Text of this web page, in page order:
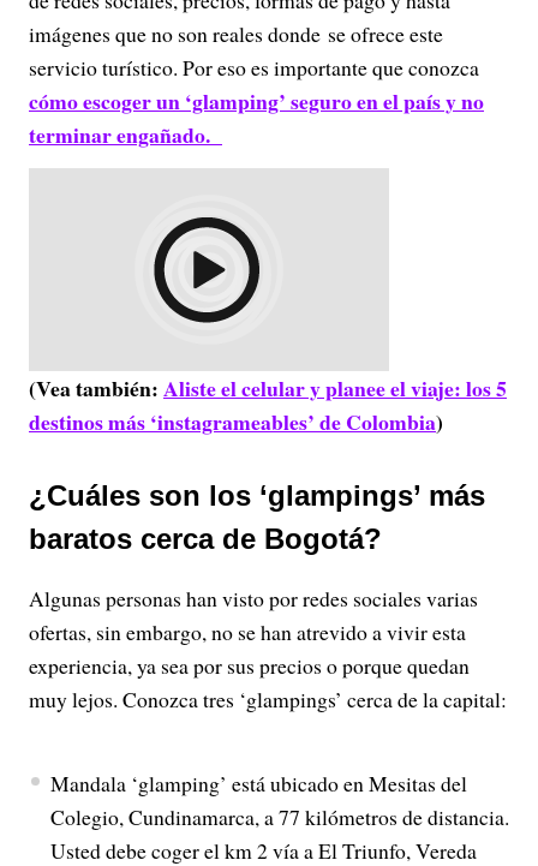
imágenes que no son reales donde se ofrece este
servicio turístico. Por eso es importante queconozca
cómo escoger un ‘glamping’ seguro en el país y no
terminar engañado.
(Vea también:Aliste el celular y planee el viaje: los 5
destinos más ‘instagrameables’ de Colombia)
¿Cuáles son los ‘glampings’ más
baratos cerca de Bogotá?
Algunas personas han visto por redes sociales varias
ofertas, sin embargo, no se han atrevido a vivir esta
experiencia, ya sea por sus precios o porque quedan
muy lejos. Conozca tres ‘glampings’ cerca de la capital:
Mandala ‘glamping’ está ubicado en Mesitas del
Colegio, Cundinamarca, a 77 kilómetros de distancia.
Usted debe coger el km 2 vía a El Triunfo, Vereda